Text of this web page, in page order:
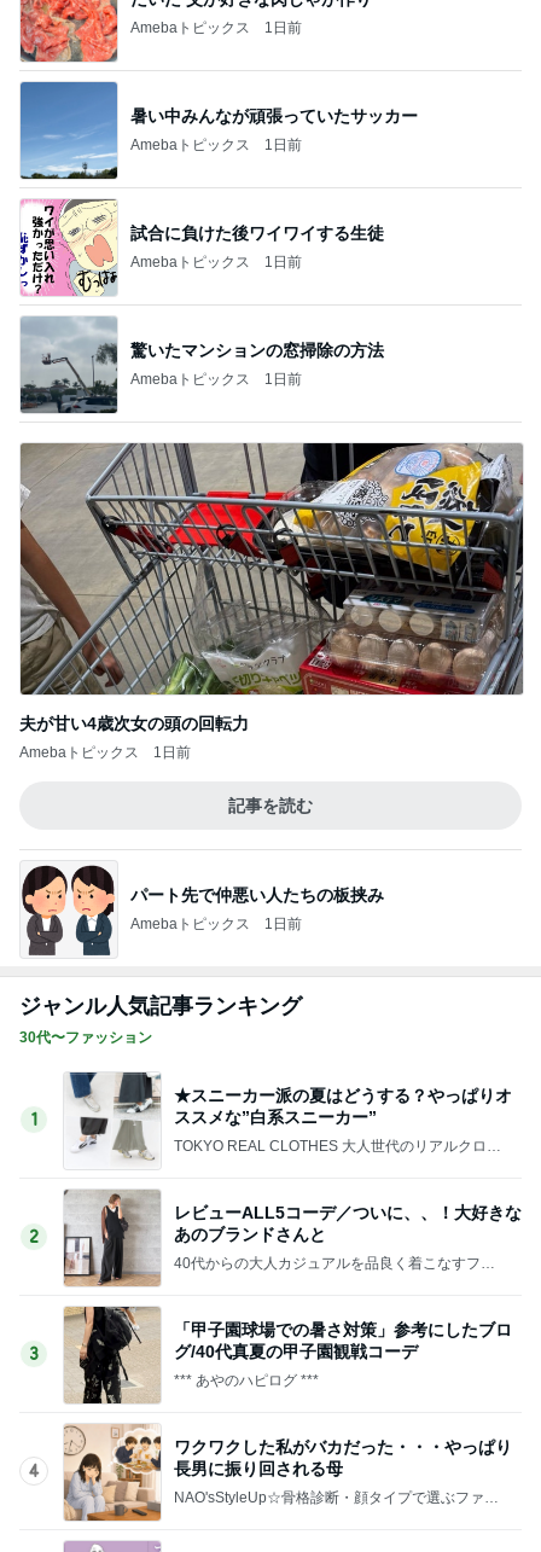
Amebaトピックス 1日前
暑い中みんなが頑張っていたサッカー
Amebaトピックス 1日前
試合に負けた後ワイワイする生徒
Amebaトピックス 1日前
驚いたマンションの窓掃除の方法
Amebaトピックス 1日前
夫が甘い4歳次女の頭の回転力
Amebaトピックス 1日前
記事を読む
パート先で仲悪い人たちの板挟み
Amebaトピックス 1日前
ジャンル人気記事ランキング
30代〜ファッション
1
★スニーカー派の夏はどうする？やっぱりオ
ススメな”白系スニーカー”
TOKYO REAL CLOTHES 大人世代のリアルクロー
2
レビューALL5コーデ／ついに、、！大好きな
あのブランドさんと
40代からの大人カジュアルを品良く着こなすファ
3
「甲子園球場での暑さ対策」参考にしたブロ
グ/40代真夏の甲子園観戦コーデ
*** あやのハピログ ***
4
ワクワクした私がバカだった・・・やっぱり
長男に振り回される母
NAO'sStyleUp☆骨格診断・顔タイプで選ぶファッ